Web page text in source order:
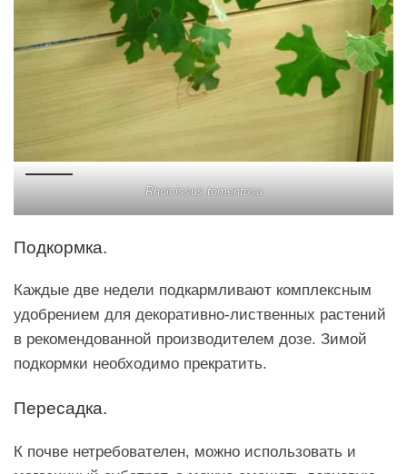
Rhoicissus tomentosa
Подкормка.
Каждые две недели подкармливают комплексным
удобрением для декоративно-лиственных растений
в рекомендованной производителем дозе. Зимой
подкормки необходимо прекратить.
Пересадка.
К почве нетребователен, можно использовать и